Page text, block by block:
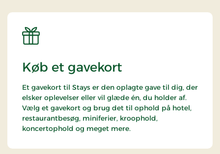
Køb et gavekort
Et gavekort til Stays er den oplagte gave til dig, der
elsker oplevelser eller vil glæde én, du holder af.
Vælg et gavekort og brug det til ophold på hotel,
restaurantbesøg, miniferier, kroophold,
koncertophold og meget mere.